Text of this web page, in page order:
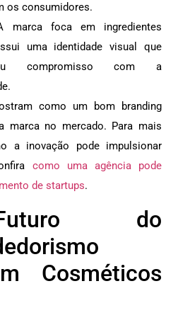
os consumidores.
marca foca em ingredientes
uma identidade visual que
compromisso com a
como um bom branding
marca no mercado. Para mais
a inovação pode impulsionar
como uma agência pode
de startups.
do
Cosméticos